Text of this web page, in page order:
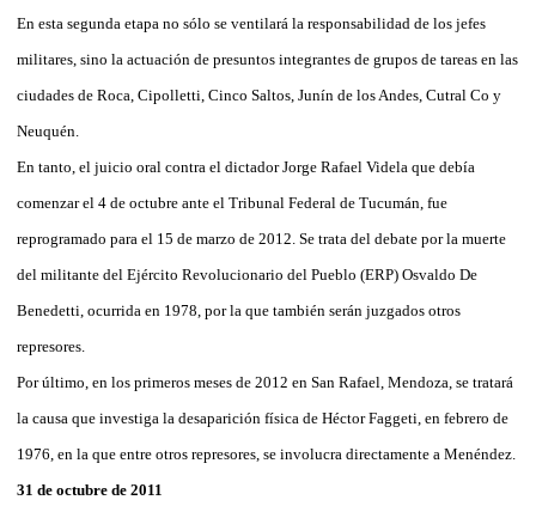
En esta segunda etapa no sólo se ventilará la responsabilidad de los jefes
militares, sino la actuación de presuntos integrantes de grupos de tareas en las
ciudades de Roca, Cipolletti, Cinco Saltos, Junín de los Andes, Cutral Co y
Neuquén.
En tanto, el juicio oral contra el dictador Jorge Rafael Videla que debía
comenzar el 4 de octubre ante el Tribunal Federal de Tucumán, fue
reprogramado para el 15 de marzo de 2012. Se trata del debate por la muerte
del militante del Ejército Revolucionario del Pueblo (ERP) Osvaldo De
Benedetti, ocurrida en 1978, por la que también serán juzgados otros
represores.
Por último, en los primeros meses de 2012 en San Rafael, Mendoza, se tratará
la causa que investiga la desaparición física de Héctor Faggeti, en febrero de
1976, en la que entre otros represores, se involucra directamente a Menéndez.
31 de octubre de 2011